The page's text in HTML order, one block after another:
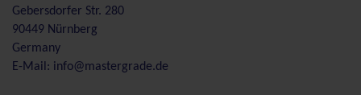
Gebersdorfer Str. 280
90449 Nürnberg
Germany
E-Mail: info@mastergrade.de